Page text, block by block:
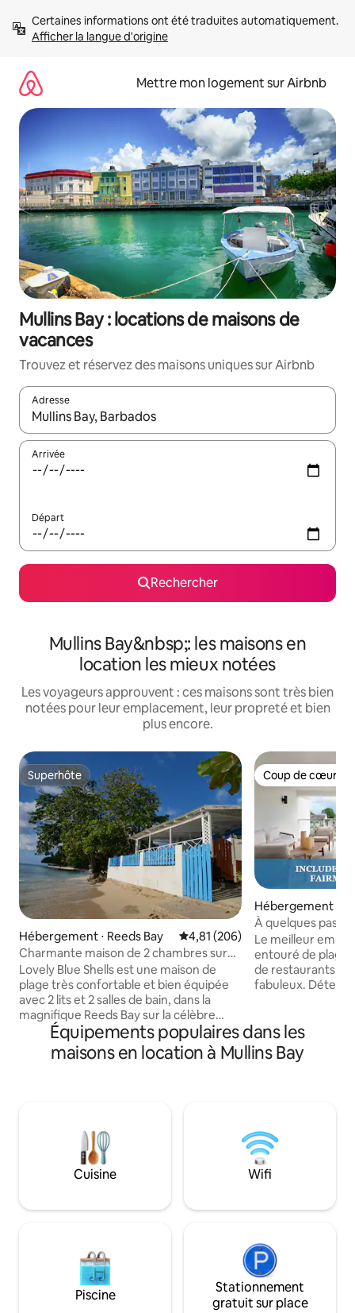
directement
Afficher la langue d'origine
Mettre mon logement sur Airbnb
Mullins Bay : locations de maisons de
vacances
Trouvez et réservez des maisons uniques sur Airbnb
Adresse
Lorsque les résultats s'affichent, utilisez les flèches vers le
Arrivée
Départ
Rechercher
Mullins Bay&nbsp;: les maisons en
location les mieux notées
Les voyageurs approuvent : ces maisons sont très bien
notées pour leur emplacement, leur propreté et bien
plus encore.
Superhôte
Superhôte
Hébergement ⋅ Reeds Bay Évaluation moyenne sur la
4,81 (206)
Charmante maison de 2 chambres sur
une plage fantastique
Lovely Blue Shells est une maison de
plage très confortable et bien équipée
avec 2 lits et 2 salles de bain, dans la
magnifique Reeds Bay sur la célèbre
Platinum Coast de la Barbade. Il y a une
grande véranda donnant sur l'océan
avec un barbecue à gaz, un accès privé à
avec ses bars sympas, ses excellents
restaurants, son supermarché et tous
les services est à seulement 5 minutes
en voiture/bus. Holetown, qui offre
Coup de cœur
Coup de cœur
Hébergement ⋅
n
À quelques pas
l'océan, piscine
hôtelier !
Le meilleur
entouré de
de restaurants et
fabuleux.
sanctuaire tropical
« Nous visitons
et pouvons
de soleil
construit pour la
étoiles pour la
confort
Équipements populaires dans les
maisons en location à Mullins Bay
Cuisine Wifi
Piscine
Stationnement
gratuit sur place